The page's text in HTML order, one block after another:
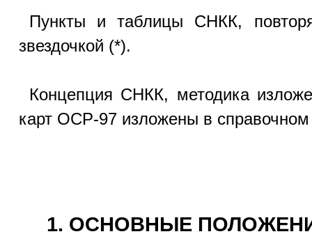
Пункты и таблицы СНКК,
звездочкой (*).
Концепция СНКК, методика
карт ОСР-97 изложены в
1. ОСНОВНЫЕ